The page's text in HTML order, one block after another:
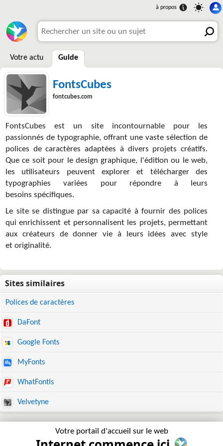
Votre actu Guide
FontsCubes
fontcubes.com
FontsCubes est un site incontournable pour les
passionnés de typographie, offrant une vaste sélection de
polices de caractères adaptées à divers projets créatifs.
Que ce soit pour le design graphique, l'édition ou le web,
les utilisateurs peuvent explorer et télécharger des
typographies variées pour répondre à leurs
besoins spécifiques.
Le site se distingue par sa capacité à fournir des polices
qui enrichissent et personnalisent les projets, permettant
aux créateurs de donner vie à leurs idées avec style
et originalité.
Polices de caractères
DaFont
Google Fonts
MyFonts
WhatFontIs
Velvetyne
Votre portail d'accueil sur le web